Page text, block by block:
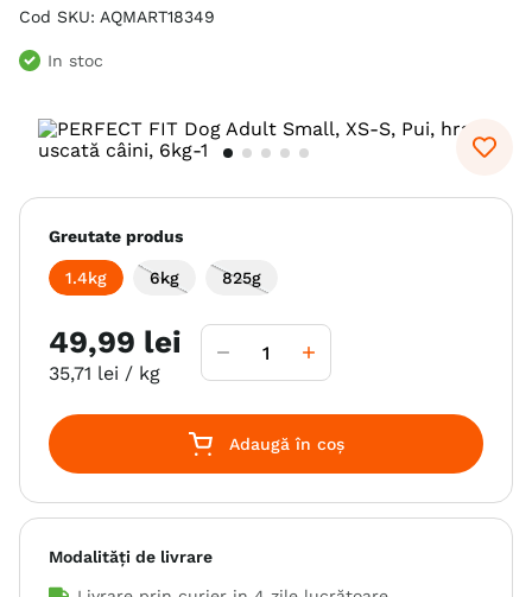
4
recompense
5.
brit
7.
hypoallergenic
10. recompense caini
Cod SKU: AQMART18349
In stoc
Greutate produs
1.4kg 6kg 825g
49,99 lei
35,71 lei / kg
Adaugă în coș
Modalități de livrare